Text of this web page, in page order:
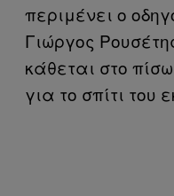
περιμένει ο
Γιώργος
κάθεται στο
για το σπίτι του